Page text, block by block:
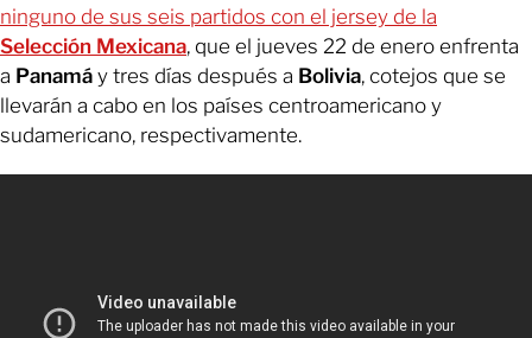
ninguno de sus seis partidos con el jersey de la
Selección Mexicana, que el jueves 22 de enero enfrenta
a Panamá y tres días después a Bolivia, cotejos que se
llevarán a cabo en los países centroamericano y
sudamericano, respectivamente.